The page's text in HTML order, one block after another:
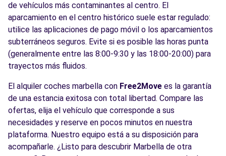
de vehículos más contaminantes al centro. El
aparcamiento en el centro histórico suele estar regulado:
utilice las aplicaciones de pago móvil o los aparcamientos
subterráneos seguros. Evite si es posible las horas punta
(generalmente entre las 8:00-9:30 y las 18:00-20:00) para
trayectos más fluidos.
El alquiler coches marbella con Free2Move es la garantía
de una estancia exitosa con total libertad. Compare las
ofertas, elija el vehículo que corresponde a sus
necesidades y reserve en pocos minutos en nuestra
plataforma. Nuestro equipo está a su disposición para
acompañarle. ¿Listo para descubrir Marbella de otra